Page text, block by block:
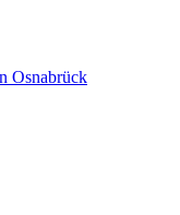
Osnabrück